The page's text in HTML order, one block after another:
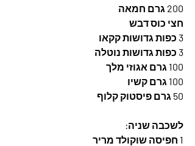
200 גרם חמאה
חצי כוס דבש
3 כפות גדושות קקאו
3 כפות גדושות נוטלה
100 גרם אגוזי מלך
100 גרם קשיו
50 גרם פיסטוק קלוף
לשכבה שניה:
1 חפיסה שוקולד מריר